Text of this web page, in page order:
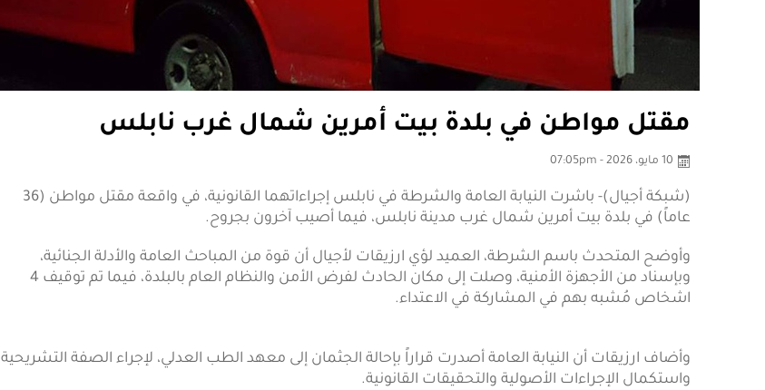
مقتل مواطن في بلدة بيت أمرين شمال غرب نابلس
10 مايو، 2026 - 07:05pm
(شبكة أجيال)- باشرت النيابة العامة والشرطة في نابلس إجراءاتهما القانونية، في واقعة مقتل مواطن (36
عاماً) في بلدة بيت أمرين شمال غرب مدينة نابلس، فيما أصيب آخرون بجروح.
وأوضح المتحدث باسم الشرطة، العميد لؤي ارزيقات لأجيال أن قوة من المباحث العامة والأدلة الجنائية،
وبإسناد من الأجهزة الأمنية، وصلت إلى مكان الحادث لفرض الأمن والنظام العام بالبلدة، فيما تم توقيف 4
اشخاص مُشبه بهم في المشاركة في الاعتداء.
وأضاف ارزيقات أن النيابة العامة أصدرت قراراً بإحالة الجثمان إلى معهد الطب العدلي، لإجراء الصفة التشريحية
واستكمال الإجراءات الأصولية والتحقيقات القانونية.